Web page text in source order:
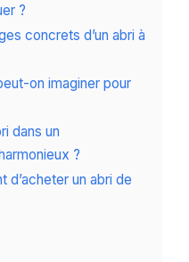
?
concrets d’un abri à
on imaginer pour
dans un
?
d’acheter un abri de